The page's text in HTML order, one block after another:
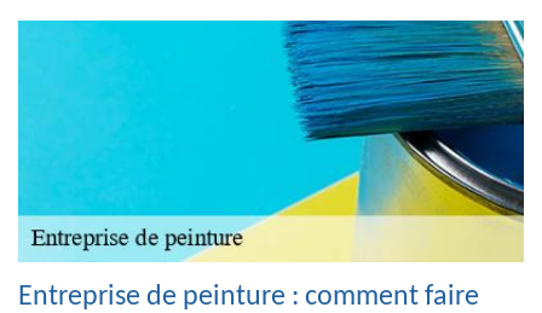
Entreprise de peinture : comment faire